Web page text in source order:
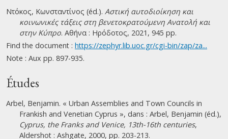
Ντόκος, Κωνσταντίνος (éd.). Αστική αυτοδιοίκηση και
κοινωνικές τάξεις στη βενετοκρατούμενη Ανατολή και
στην Κύπρο. Αθήνα : Ηρόδοτος, 2021, 945 pp.
Find the document : https://zephyr.lib.uoc.gr/cgi-bin/zap/za...
Note : Aux pp. 897-935.
Études
Arbel, Benjamin. « Urban Assemblies and Town Councils in
Frankish and Venetian Cyprus », dans : Arbel, Benjamin (éd.),
Cyprus, the Franks and Venice, 13th-16th centuries,
Aldershot : Ashgate, 2000, pp. 203-213.